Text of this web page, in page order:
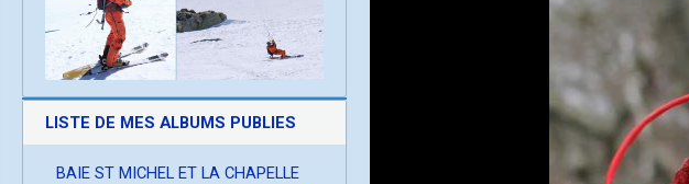
LISTE DE MES ALBUMS PUBLIES
BAIE ST MICHEL ET LA CHAPELLE